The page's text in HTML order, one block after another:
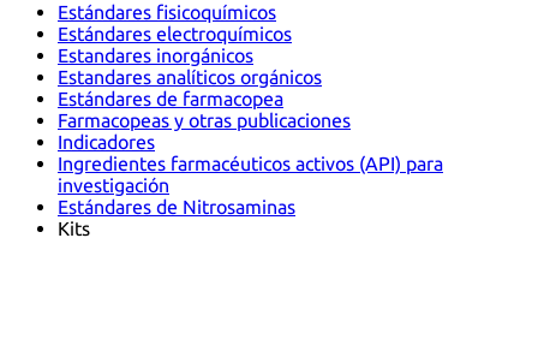
Estándares fisicoquímicos
Estándares electroquímicos
Estandares inorgánicos
Estandares analíticos orgánicos
Estándares de farmacopea
Farmacopeas y otras publicaciones
Indicadores
Ingredientes farmacéuticos activos (API) para
investigación
Estándares de Nitrosaminas
Kits